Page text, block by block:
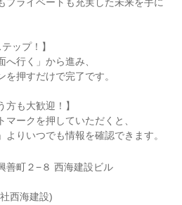
ップ！】
行く」から進み、
押すだけで完了です。
方も大歓迎！】
ークを押していただくと、
りいつでも情報を確認できます。
善町２−８ 西海建設ビル
西海建設)